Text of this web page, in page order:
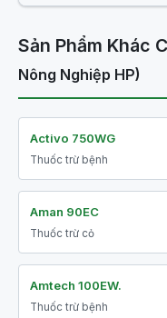
Sản Phẩm Khác
Nông Nghiệp HP)
Activo 750WG
Thuốc trừ bệnh
Aman 90EC
Thuốc trừ cỏ
Amtech 100EW.
Thuốc trừ bệnh